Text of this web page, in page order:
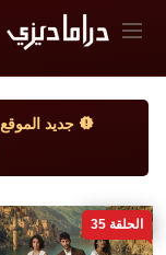
جديد الموقع
الحلقة 35